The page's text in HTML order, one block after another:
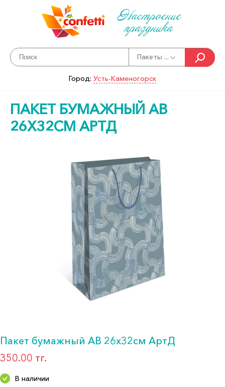
Настроение
праздника
Пакеты ...
Город: Усть-Каменогорск
ПАКЕТ БУМАЖНЫЙ AB
26Х32СМ АРТД
Пакет бумажный AB 26х32см АртД
350.00 тг.
В наличии